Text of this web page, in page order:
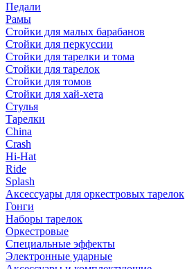
Педали
Рамы
Стойки для малых барабанов
Стойки для перкуссии
Стойки для тарелки и тома
Стойки для тарелок
Стойки для томов
Стойки для хай-хета
Стулья
Тарелки
China
Crash
Hi-Hat
Ride
Splash
Аксессуары для оркестровых тарелок
Гонги
Наборы тарелок
Оркестровые
Специальные эффекты
Электронные ударные